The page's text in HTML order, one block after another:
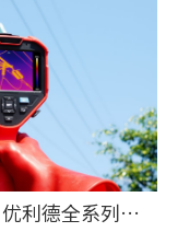
战高温、保供电 | 优利德全系列电力运维检测工具，助力夏季电网运维更高效